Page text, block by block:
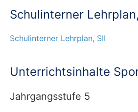
Schul­in­ter­ner
Schul­in­ter­ner Lehr­plan, SII
Unterrichtsinhalte
Jahrgangsstufe 5